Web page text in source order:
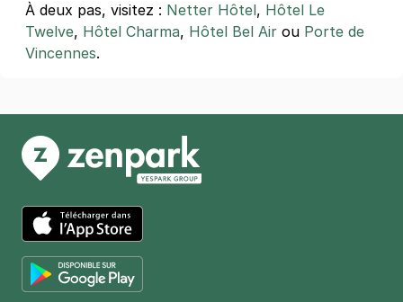
75012Paris
4,3(35 avis)
27 €/jour,74 €/semaine
+ Abonnements disponibles
À deux pas, visitez : Netter Hôtel, Hôtel Le
Twelve, Hôtel Charma, Hôtel Bel Air ou Porte de
Vincennes.
App Store